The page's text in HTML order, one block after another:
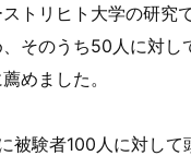
トリヒト大学の研究
そのうち50人に対し
めました。
被験者100人に対して